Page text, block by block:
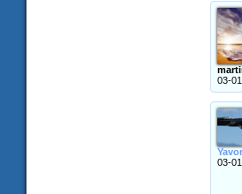
03-
03-